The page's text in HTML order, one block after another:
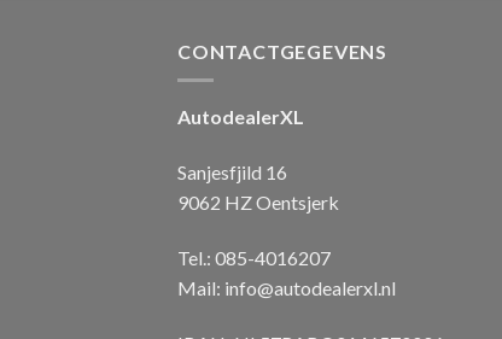
CONTACTGEGEVENS
AutodealerXL
Sanjesfjild 16
9062 HZ Oentsjerk
Tel.: 085-4016207
Mail: info@autodealerxl.nl